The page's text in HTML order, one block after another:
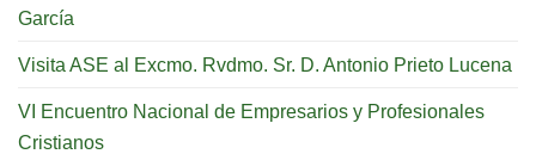
García
Visita ASE al Excmo. Rvdmo. Sr. D. Antonio Prieto Lucena
VI Encuentro Nacional de Empresarios y Profesionales
Cristianos